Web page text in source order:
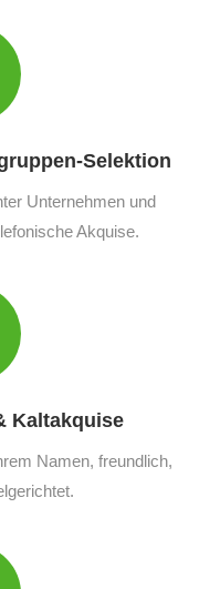
Selektion
Unternehmen und
Akquise.
Kaltakquise
Namen, freundlich,